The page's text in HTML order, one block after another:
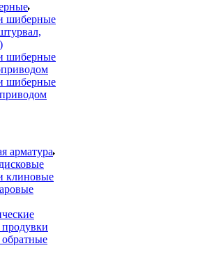
шиберные
шиберные
шиберные
арматура
клиновые